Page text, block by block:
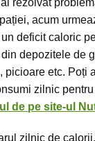
acum
deficit caloric
depozitele de
picioare etc. Poți
zilnic
de pe site-ul
zilnic de